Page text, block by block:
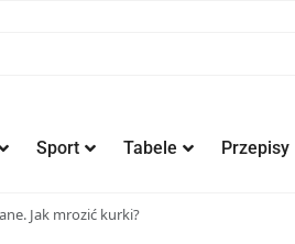
Sport Tabele Przepisy
Jak mrozić kurki?